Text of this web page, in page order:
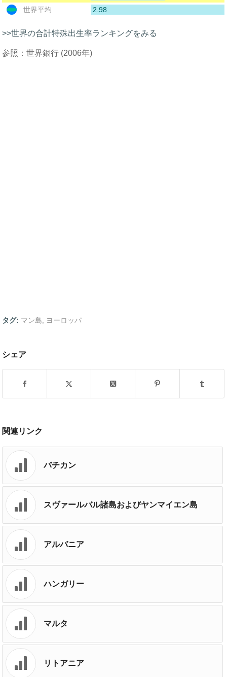
世界平均
2.98
>>世界の合計特殊出生率ランキングをみる
参照：世界銀行 (2006年)
タグ: マン島 ヨーロッパ
シェア
関連リンク
バチカン
スヴァールバル諸島およびヤンマイエン島
アルバニア
ハンガリー
マルタ
リトアニア